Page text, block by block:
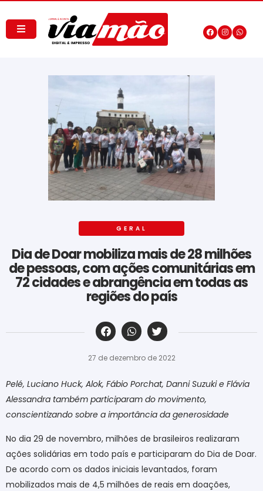
GERAL
Dia de Doar mobiliza mais de 28 milhões
de pessoas, com ações comunitárias em
72 cidades e abrangência em todas as
regiões do país
‎ ‎ ‎ ‎ ‎ ‎ ‎ ‎ ‎ ‎ ‎ ‎ ‎ ‎ ‎ ‎ ‎ ‎ ‎ ‎ ‎ ‎ ‎ ‎ ‎ ‎ ‎ ‎ ‎ ‎ ‎
27 de dezembro de 2022
Pelé, Luciano Huck, Alok, Fábio Porchat, Danni Suzuki e Flávia
Alessandra também participaram do movimento,
conscientizando sobre a importância da generosidade
No dia 29 de novembro, milhões de brasileiros realizaram
ações solidárias em todo país e participaram do Dia de Doar.
De acordo com os dados iniciais levantados, foram
mobilizados mais de 4,5 milhões de reais em doações,